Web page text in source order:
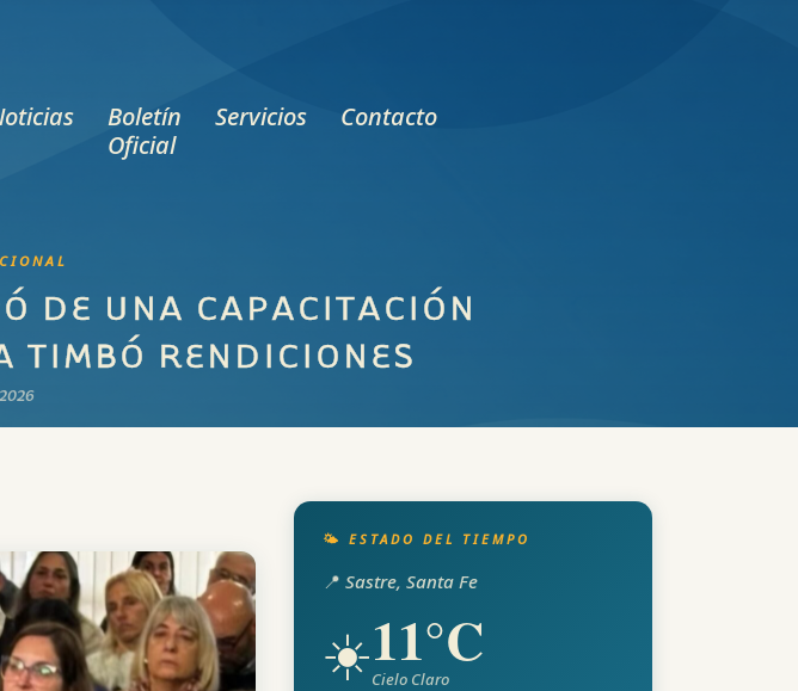
Boletín
Oficial
Servicios Contacto
DE UNA CAPACITACIÓN
TIMBÓ RENDICIONES
🌤️ ESTADO DEL TIEMPO
📍 Sastre, Santa Fe
☀️11°C
Cielo Claro